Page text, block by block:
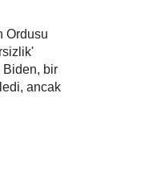
Ordusu
Biden, bir
ancak